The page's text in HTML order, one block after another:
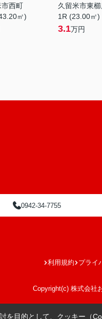
市西町
㎡)
久留米市東
1R (23.00㎡)
3.1万円
0942-34-7755
利用規約 プライ
Copyright(c) 株式会社
を目的として、クッキー（